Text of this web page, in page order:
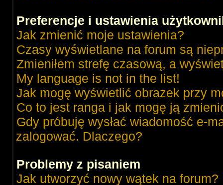
Preferencje i ustawienia
Jak zmienić moje ustawienia?
Czasy wyświetlane na forum są
Zmieniłem strefę czasową, a
My language is not in the list!
Jak mogę wyświetlić obrazek przy
Co to jest ranga i jak mogę ją
Gdy próbuję wysłać wiadomość e-
zalogować. Dlaczego?
Problemy z pisaniem
Jak utworzyć nowy wątek na forum?